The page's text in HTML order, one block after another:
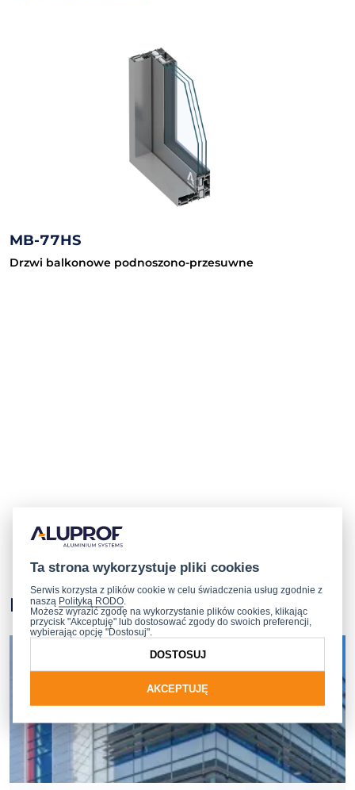
MB-77HS
Drzwi balkonowe podnoszono-przesuwne
Podobne obiekty
Ta strona wykorzystuje pliki cookies
Serwis korzysta z plików cookie w celu świadczenia usług zgodnie z
naszą Polityką RODO
Możesz wyrazić zgodę na wykorzystanie plików cookies, klikając
przycisk "Akceptuję" lub dostosować zgody do swoich preferencji,
wybierając opcję "Dostosuj".
AKCEPTUJĘ
DOSTOSUJ